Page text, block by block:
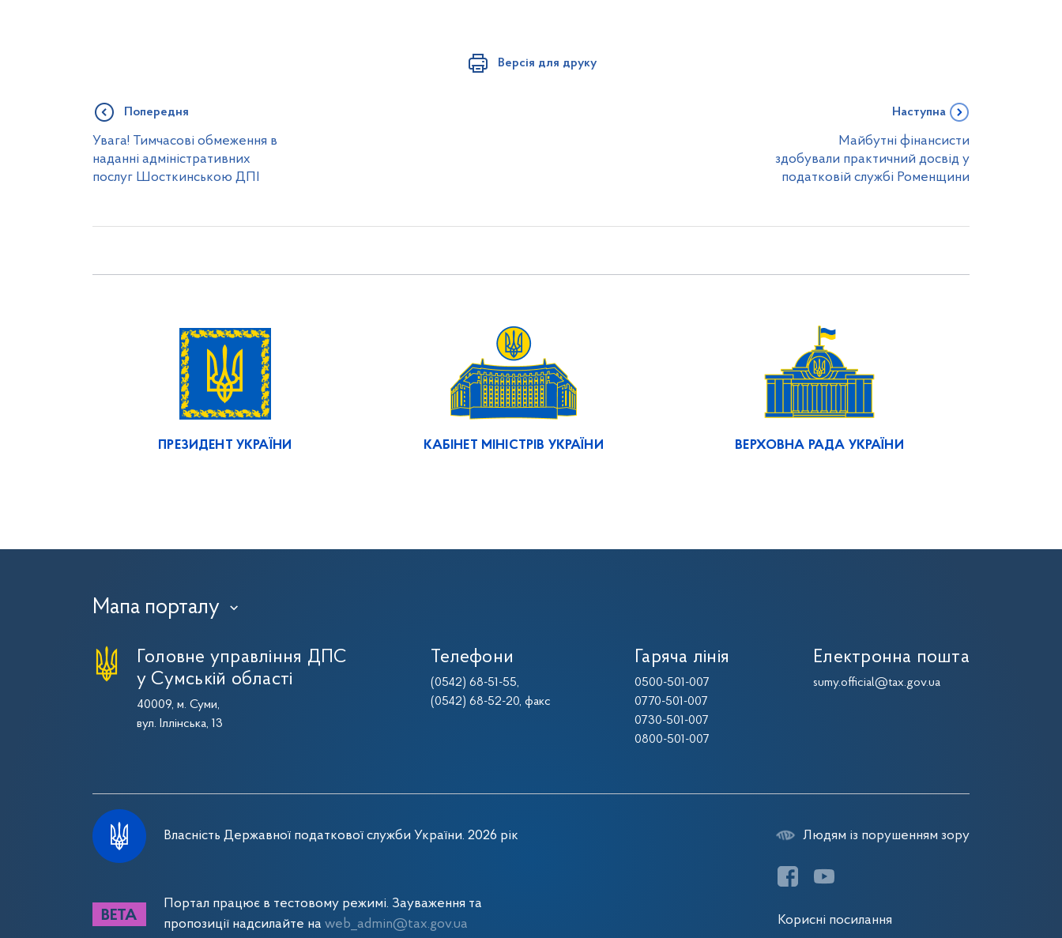
Версія для друку
Попередня
Увага! Тимчасові обмеження в
наданні адміністративних
послуг Шосткинською ДПІ
Наступна
Майбутні фінансисти
здобували практичний досвід у
податковій службі Роменщини
ПРЕЗИДЕНТ УКРАЇНИ КАБІНЕТ МІНІСТРІВ УКРАЇНИ ВЕРХОВНА РАДА УКРАЇНИ
Мапа порталу ›
Головне управління ДПС
у Сумській області
40009, м. Суми,
вул. Іллінська, 13
Телефони
(0542) 68-51-55,
(0542) 68-52-20, факс
Гаряча лінія
0500-501-007
0770-501-007
0730-501-007
0800-501-007
Електронна пошта
sumy.official@tax.gov.ua
Власність Державної податкової служби України. 2026 рік
Портал працює в тестовому режимі. Зауваження та
пропозиції надсилайте на web_admin@tax.gov.ua
Людям із порушенням зору
Корисні посилання